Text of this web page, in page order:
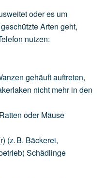
oder es um
Arten geht,
nutzen:
gehäuftauftreten,
nicht mehr in den
Ratten oder Mäuse
(z.B. Bäckerei,
Schädlinge